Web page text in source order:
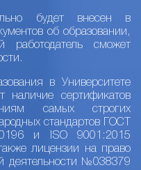
будет внесен в
об образовании,
сможет
в Университете
наличие сертификатов
самых строгих
стандартов ГОСТ
и ISO 9001:2015
лицензии на право
деятельности №038379